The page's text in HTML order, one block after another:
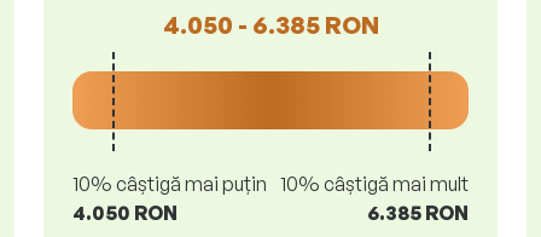
4.050 - 6.385 RON
10% câștigă mai puțin
4.050 RON
10% câștigă mai mult
6.385 RON